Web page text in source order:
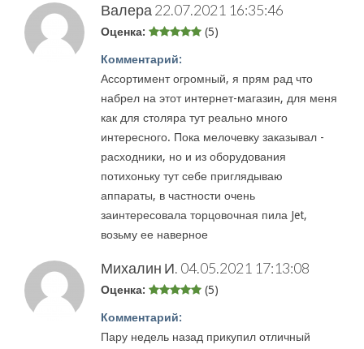
Валера 22.07.2021 16:35:46
Оценка: (5)
Комментарий:
Ассортимент огромный, я прям рад что
набрел на этот интернет-магазин, для меня
как для столяра тут реально много
интересного. Пока мелочевку заказывал -
расходники, но и из оборудования
потихоньку тут себе приглядываю
аппараты, в частности очень
заинтересовала торцовочная пила Jet,
возьму ее наверное
Михалин И. 04.05.2021 17:13:08
Оценка: (5)
Комментарий:
Пару недель назад прикупил отличный